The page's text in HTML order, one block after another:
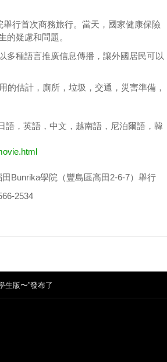
行首次商務旅行。當天，國家健康保險
的疑慮和問題。
多種語言推廣信息傳播，讓外國居民可以
的估計，廁所，垃圾，交通，災害準備，
語，英語，中文，越南語，尼泊爾語，韓
Bunrika學院（豐島區高田2-6-7）舉行
2534
生版〜”發布了